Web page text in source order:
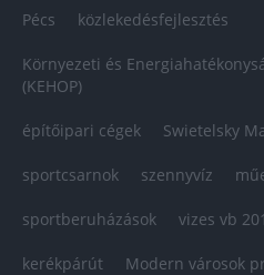
Pécs közlekedésfejlesztés
Környezeti és
(KEHOP)
építőipari cégek Swietelsky
sportcsarnok szennyvíz
sportberuházások vizes vb
kerékpárút Modern városok